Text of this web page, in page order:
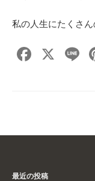
私の人生にたくさ
F
b
o
X
最近の投稿